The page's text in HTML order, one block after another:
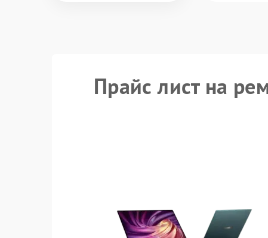
Прайс лист на